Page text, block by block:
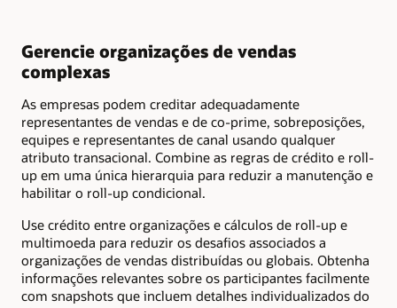
Gerencie organizações de vendas
complexas
As empresas podem creditar adequadamente
representantes de vendas e de co-prime, sobreposições,
equipes e representantes de canal usando qualquer
atributo transacional. Combine as regras de crédito e roll-
up em uma única hierarquia para reduzir a manutenção e
habilitar o roll-up condicional.
Use crédito entre organizações e cálculos de roll-up e
multimoeda para reduzir os desafios associados a
organizações de vendas distribuídas ou globais. Obtenha
informações relevantes sobre os participantes facilmente
com snapshots que incluem detalhes individualizados do